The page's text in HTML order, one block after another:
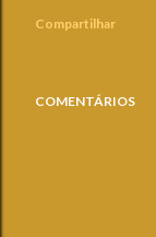
Compartilhar
COMENTÁRIOS